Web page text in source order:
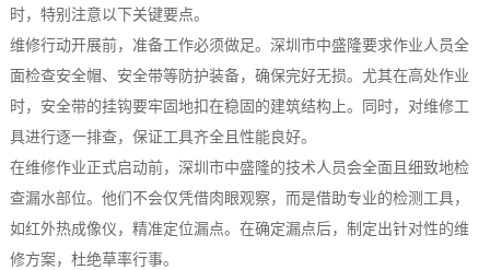
时，特别注意以下关键要点。
维修行动开展前，准备工作必须做足。深圳市中盛隆要求作业人员全
面检查安全帽、安全带等防护装备，确保完好无损。尤其在高处作业
时，安全带的挂钩要牢固地扣在稳固的建筑结构上。同时，对维修工
具进行逐一排查，保证工具齐全且性能良好。
在维修作业正式启动前，深圳市中盛隆的技术人员会全面且细致地检
查漏水部位。他们不会仅凭借肉眼观察，而是借助专业的检测工具，
如红外热成像仪，精准定位漏点。在确定漏点后，制定出针对性的维
修方案，杜绝草率行事。